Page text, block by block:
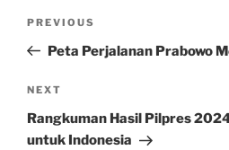
Previous
Post
PREVIOUS
Peta Perjalanan Prabowo
Next
Post
NEXT
Rangkuman Hasil Pilpres
untuk Indonesia